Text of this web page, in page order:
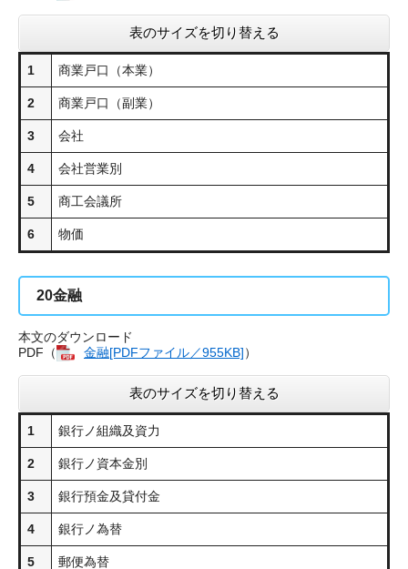
表のサイズを切り替える
1 商業戸口（本業）
2 商業戸口（副業）
3 会社
4 会社営業別
5 商工会議所
6 物価
20金融
本文のダウンロード
PDF（
金融[PDFファイル／955KB]）
表のサイズを切り替える
1 銀行ノ組織及資力
2 銀行ノ資本金別
3 銀行預金及貸付金
4 銀行ノ為替
5 郵便為替